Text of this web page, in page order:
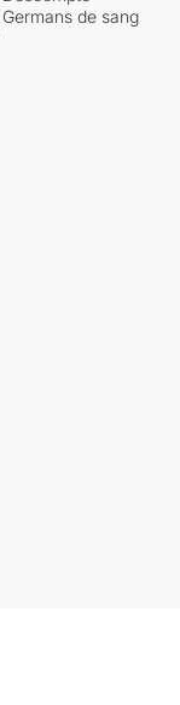
Germans de sang